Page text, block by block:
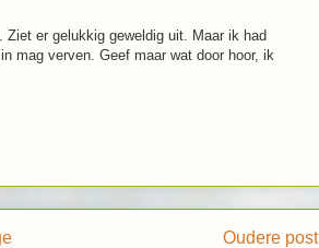
er gelukkig geweldig uit. Maar ik had
mag verven. Geef maar wat door hoor, ik
Oudere post